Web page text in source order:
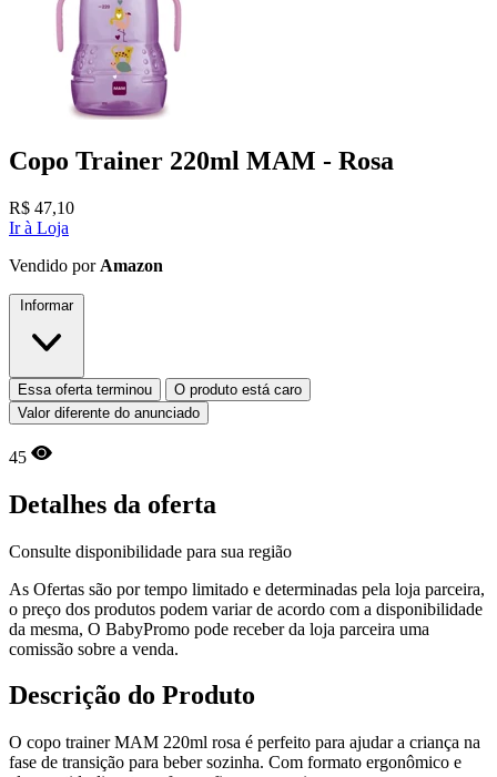
Copo Trainer 220ml MAM - Rosa
R$ 47,10
Ir à Loja
Vendido por Amazon
Informar
Essa oferta terminou
O produto está caro
Valor diferente do anunciado
45
Detalhes da oferta
Consulte disponibilidade para sua região
As Ofertas são por tempo limitado e determinadas pela loja parceira,
o preço dos produtos podem variar de acordo com a disponibilidade
da mesma, O BabyPromo pode receber da loja parceira uma
comissão sobre a venda.
Descrição do Produto
O copo trainer MAM 220ml rosa é perfeito para ajudar a criança na
fase de transição para beber sozinha. Com formato ergonômico e